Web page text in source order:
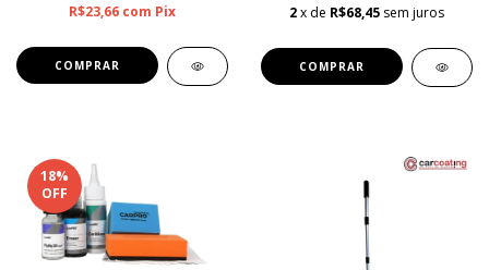
R$23,66 com Pix
2x de R$68,45 sem juros
18%
OFF